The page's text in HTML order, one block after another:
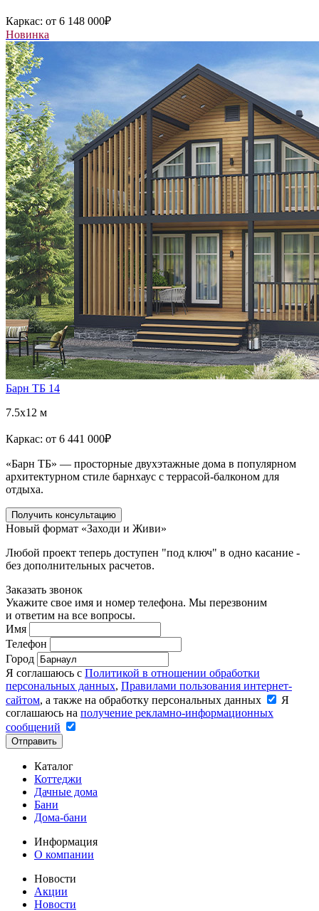
Каркас: от 6 148 000₽
Новинка
Барн ТБ 14
7.5x12 м
Каркас: от 6 441 000₽
«Барн ТБ» — просторные двухэтажные дома в популярном
архитектурном стиле барнхаус с террасой-балконом для
отдыха.
Получить консультацию
Новый формат «Заходи и Живи»
Любой проект теперь доступен "под ключ" в одно касание -
без дополнительных расчетов.
Заказать звонок
Укажите свое имя и номер телефона. Мы перезвоним
и ответим на все вопросы.
Имя
Телефон
Город
Я соглашаюсь с Политикой в отношении обработки
персональных данных, Правилами пользования интернет-
сайтом, а также на обработку персональных данных
Я
соглашаюсь на получение рекламно-информационных
сообщений
Отправить
Каталог
Коттеджи
Дачные дома
Бани
Дома-бани
Информация
О компании
Новости
Акции
Новости